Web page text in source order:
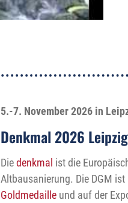
5.-7. November 2026 in
Denkmal 2026 Leipzig
Diedenkmal ist die
Altbausanierung. Die DGM
Goldmedaille und auf der